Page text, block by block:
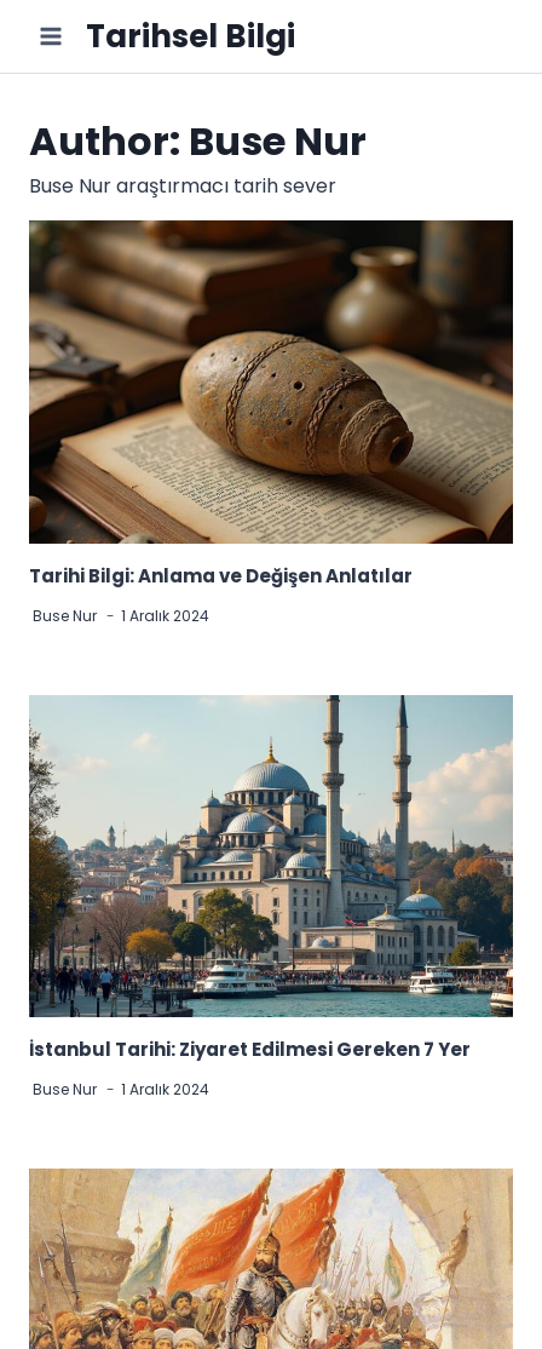
content
Tarihsel Bilgi
Author: Buse Nur
Buse Nur araştırmacı tarih sever
Tarihi Bilgi: Anlama ve Değişen Anlatılar
Buse Nur 1 Aralık 2024
İstanbul Tarihi: Ziyaret Edilmesi Gereken 7 Yer
Buse Nur 1 Aralık 2024